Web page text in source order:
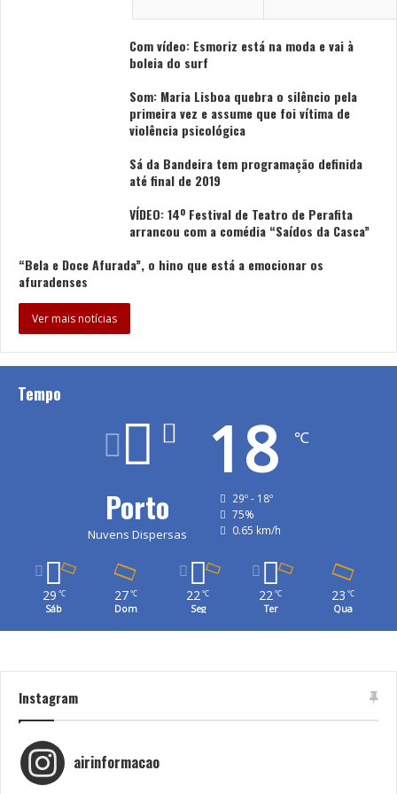
Em todos estes espaços a entrada é livre.
mantém-se: a Banda Sinfónica Portuguesa apresenta
o Concerto de Ano Novo, a partir das 16h00, na Avenida
dos Aliados, e promete os clássicos da época para
entrar com os dois pés no novo ano.
O Super Bock Group é, mais uma vez, patrocinador
Richie Campbell
Com vídeo: Esmoriz está na moda e vai à
boleia do surf
Som: Maria Lisboa quebra o silêncio pela
primeira vez e assume que foi vítima de
violência psicológica
Sá da Bandeira tem programação definida
até final de 2019
VÍDEO: 14º Festival de Teatro de Perafita
arrancou com a comédia “Saídos da Casca”
“Bela e Doce Afurada”, o hino que está a emocionar os
afuradenses
Ver mais notícias
Tempo
Porto
Nuvens Dispersas
18 ℃
29º - 18º
75%
0.65 km/h
29 ℃
Sáb
27 ℃
Dom
22℃
Seg
22℃
Ter
23 ℃
Qua
Instagram
airinformacao